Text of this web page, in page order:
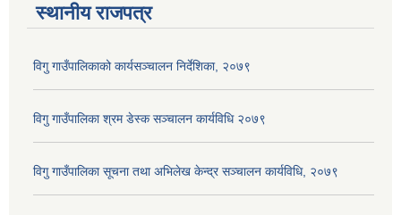
स्थानीय राजपत्र
विगु गाउँपालिकाको कार्यसञ्‍चालन निर्देशिका, २०७९
विगु गाउँपालिका श्रम डेस्क सञ्चालन कार्यविधि २०७९
विगु गाउँपालिका सूचना तथा अभिलेख केन्द्र सञ्चालन कार्यविधि, २०७९